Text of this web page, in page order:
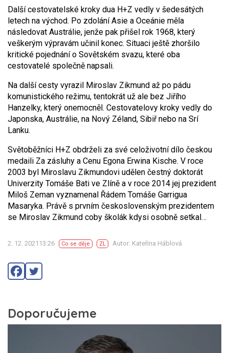
Další cestovatelské kroky dua H+Z vedly v šedesátých
letech na východ. Po zdolání Asie a Oceánie měla
následovat Austrálie, jenže pak přišel rok 1968, který
veškerým výpravám učinil konec. Situaci ještě zhoršilo
kritické pojednání o Sovětském svazu, které oba
cestovatelé společně napsali.
Na další cesty vyrazil Miroslav Zikmund až po pádu
komunistického režimu, tentokrát už ale bez Jiřího
Hanzelky, který onemocněl. Cestovatelovy kroky vedly do
Japonska, Austrálie, na Nový Zéland, Sibiř nebo na Srí
Lanku.
Světoběžníci H+Z obdrželi za své celoživotní dílo českou
medaili Za zásluhy a Cenu Egona Erwina Kische. V roce
2003 byl Miroslavu Zikmundovi udělen čestný doktorát
Univerzity Tomáše Bati ve Zlíně a v roce 2014 jej prezident
Miloš Zeman vyznamenal Řádem Tomáše Garrigua
Masaryka. Právě s prvním československým prezidentem
se Miroslav Zikmund coby školák kdysi osobně setkal…
2. 12. 202113:26 Co se děje ZL Autor: Kateřina Háblová